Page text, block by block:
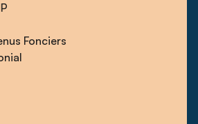
Fonciers